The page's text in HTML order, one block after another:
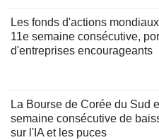
Les fonds d'actions
11e semaine consécutive,
d'entreprises encourageants
La Bourse de Corée du Sud
semaine consécutive de
sur l'IA et les puces